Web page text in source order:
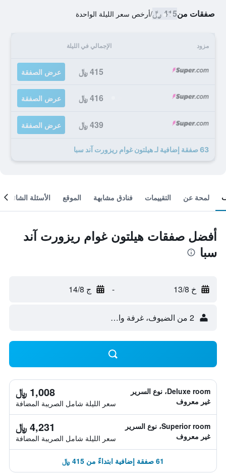
صفقات من415 ﷼ /أرخص سعر الليلة الواحدة
مزود الإجمالي في الليلة
415 ﷼ عرض الصفقة
416 ﷼ عرض الصفقة
439 ﷼ عرض الصفقة
63 صفقة إضافية لـ هيلتون غوام ريزورت آند سبا
لمحة عن التقييمات فنادق مشابهة الموقع الأسئلة الشائعة
أفضل صفقات هيلتون غوام ريزورت آند
سبا
خ 13/8 - ج 14/8
2 من الضيوف، غرفة واحدة
Deluxe room، نوع السرير
غير معروف
1,008 ﷼
سعر الليلة شامل الصريبة المضافة
Superior room، نوع السرير
غير معروف
4,231 ﷼
سعر الليلة شامل الصريبة المضافة
61 صفقة إضافية ابتداءً من 415 ﷼